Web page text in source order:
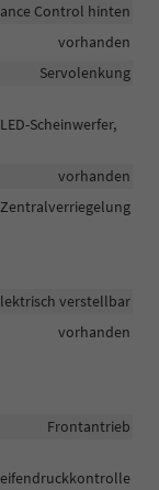
Control hinten
vorhanden
Servolenkung
Scheinwerfer,
vorhanden
Zentralverriegelung
verstellbar
vorhanden
Frontantrieb